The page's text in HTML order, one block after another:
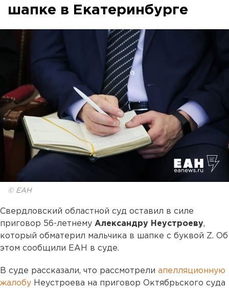
шапке в Екатеринбурге
© ЕАН
Свердловский областной суд оставил в силе
приговор 56-летнему Александру Неустроеву,
который обматерил мальчика в шапке с буквой Z. Об
этом сообщили ЕАН в суде.
В суде рассказали, что рассмотрели апелляционную
жалобу Неустроева на приговор Октябрьского суда